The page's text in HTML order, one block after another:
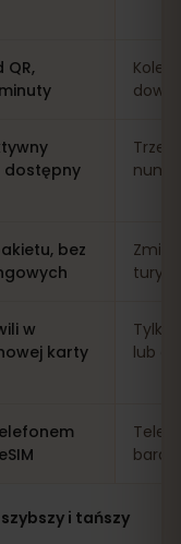
QR,
dostępny
bez
w
karty
Tylko
lub
szybszy i tańszy